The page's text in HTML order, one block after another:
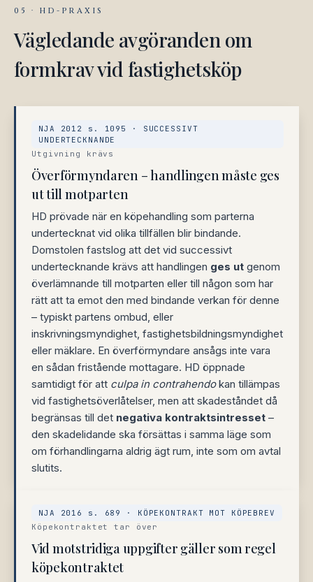
05 · HD-PRAXIS
Vägledande avgöranden om
formkrav vid fastighetsköp
NJA 2012 s. 1095 · SUCCESSIVT
UNDERTECKNANDE
Utgivning krävs
Överförmyndaren – handlingen måste ges
ut till motparten
HD prövade när en köpehandling som parterna
undertecknat vid olika tillfällen blir bindande.
Domstolen fastslog att det vid successivt
undertecknande krävs att handlingen ges ut genom
överlämnande till motparten eller till någon som har
rätt att ta emot den med bindande verkan för denne
– typiskt partens ombud, eller
inskrivningsmyndighet, fastighetsbildningsmyndighet
eller mäklare. En överförmyndare ansågs inte vara
en sådan fristående mottagare. HD öppnade
samtidigt för att culpa in contrahendokan tillämpas
vid fastighetsöverlåtelser, men att skadeståndet då
begränsas till det negativa kontraktsintresset –
den skadelidande ska försättas i samma läge som
om förhandlingarna aldrig ägt rum, inte som om avtal
slutits.
NJA 2016 s. 689 · KÖPEKONTRAKT MOT KÖPEBREV
Köpekontraktet tar över
Vid motstridiga uppgifter gäller som regel
köpekontraktet